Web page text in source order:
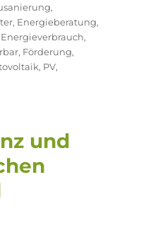
,
, Energieberatung,
Energieverbrauch,
, Förderung,
, PV,
und